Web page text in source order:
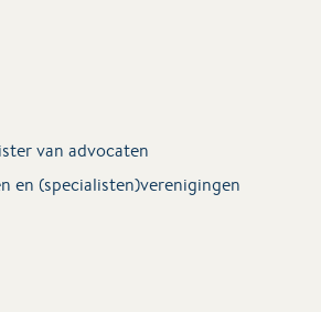
van advocaten
en (specialisten)verenigingen